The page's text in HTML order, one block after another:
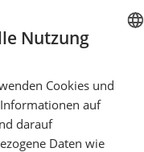
GERMAN
Nutzung
Cookies und
auf
darauf
Daten wie